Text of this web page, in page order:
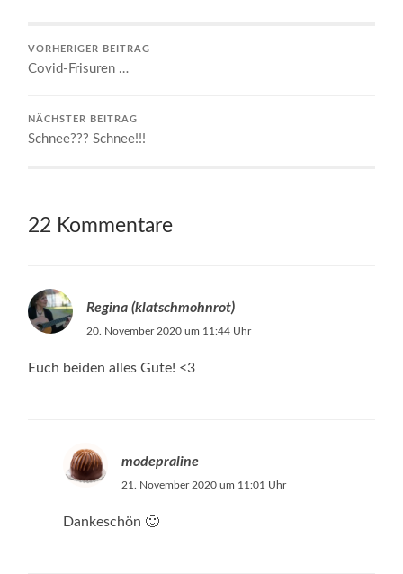
VORHERIGER BEITRAG
Covid-Frisuren …
NÄCHSTER BEITRAG
Schnee??? Schnee!!!
22 Kommentare
Regina (klatschmohnrot)
20. November 2020 um 11:44 Uhr
Euch beiden alles Gute! <3
modepraline
21. November 2020 um 11:01 Uhr
Dankeschön 🙂